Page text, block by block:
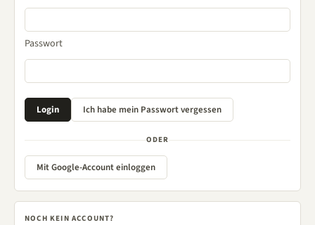
Passwort
ODER
Mit Google-Account einloggen
NOCH KEIN ACCOUNT?